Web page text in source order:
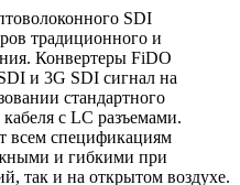
SDI
традиционного и
Конвертеры FiDO
и 3G SDI сигнал на
стандартного
с LC разъемами.
всем спецификациям
и гибкими при
так и на открытом воздухе.